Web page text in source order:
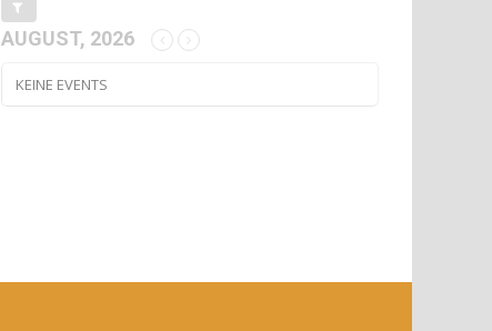
AUGUST, 2026
KEINE EVENTS